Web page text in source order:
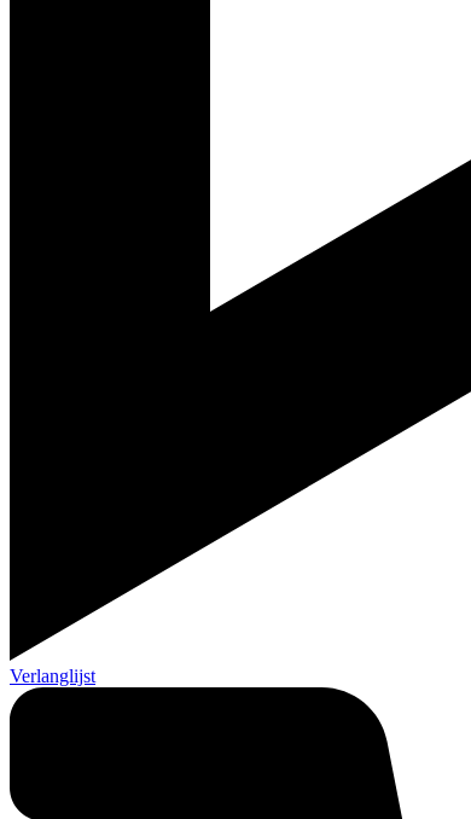
Verlanglijst